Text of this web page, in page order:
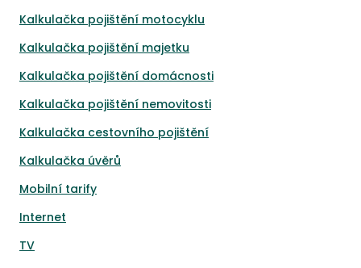
Kalkulačka pojištění motocyklu
Kalkulačka pojištění majetku
Kalkulačka pojištění domácnosti
Kalkulačka pojištění nemovitosti
Kalkulačka cestovního pojištění
Kalkulačka úvěrů
Mobilní tarify
Internet
TV